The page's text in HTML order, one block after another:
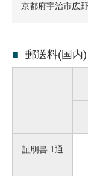
京都府宇治市広
郵送料(国内)
証明書 1通